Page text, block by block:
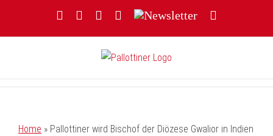
FacebookYouTubeInstagram
Threads
Newsletter
Home » Pallottiner wird Bischof der Diözese Gwalior in Indien